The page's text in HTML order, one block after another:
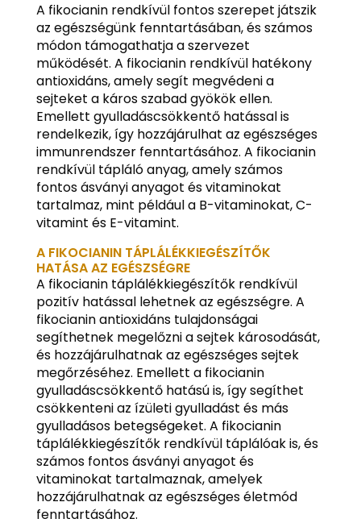
A fikocianin rendkívül fontos szerepet játszik
az egészségünk fenntartásában, és számos
módon támogathatja a szervezet
működését. A fikocianin rendkívül hatékony
antioxidáns, amely segít megvédeni a
sejteket a káros szabad gyökök ellen.
Emellett gyulladáscsökkentő hatással is
rendelkezik, így hozzájárulhat az egészséges
immunrendszer fenntartásához. A fikocianin
rendkívül tápláló anyag, amely számos
fontos ásványi anyagot és vitaminokat
tartalmaz, mint például a B-vitaminokat, C-
vitamint és E-vitamint.
A FIKOCIANIN TÁPLÁLÉKKIEGÉSZÍTŐK
HATÁSA AZ EGÉSZSÉGRE
A fikocianin táplálékkiegészítők rendkívül
pozitív hatással lehetnek az egészségre. A
fikocianin antioxidáns tulajdonságai
segíthetnek megelőzni a sejtek károsodását,
és hozzájárulhatnak az egészséges sejtek
megőrzéséhez. Emellett a fikocianin
gyulladáscsökkentő hatású is, így segíthet
csökkenteni az ízületi gyulladást és más
gyulladásos betegségeket. A fikocianin
táplálékkiegészítők rendkívül táplálóak is, és
számos fontos ásványi anyagot és
vitaminokat tartalmaznak, amelyek
hozzájárulhatnak az egészséges életmód
fenntartásához.